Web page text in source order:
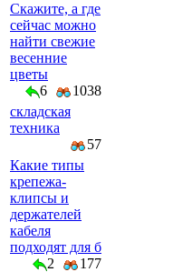
Скажите, а где
сейчас можно
найти свежие
весенние
цветы
6
1038
складская
техника
57
Какие типы
крепежа-
клипсы и
держателей
кабеля
подходят для б
2
177